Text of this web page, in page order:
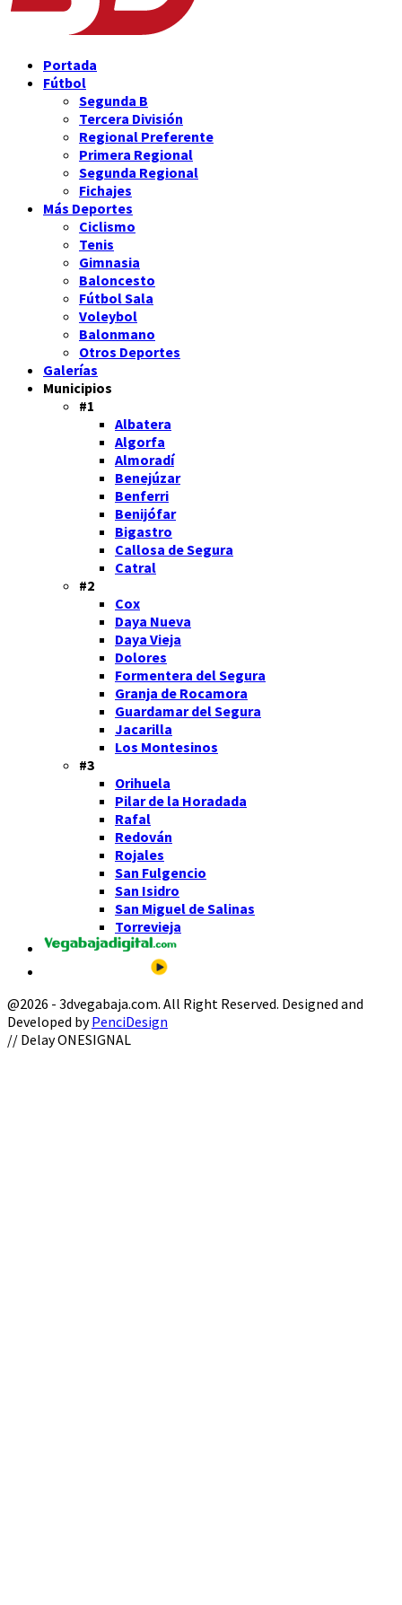
Portada
Fútbol
Segunda B
Tercera División
Regional Preferente
Primera Regional
Segunda Regional
Fichajes
Más Deportes
Ciclismo
Tenis
Gimnasia
Baloncesto
Fútbol Sala
Voleybol
Balonmano
Otros Deportes
Galerías
Municipios
#1
Albatera
Algorfa
Almoradí
Benejúzar
Benferri
Benijófar
Bigastro
Callosa de Segura
Catral
#2
Cox
Daya Nueva
Daya Vieja
Dolores
Formentera del Segura
Granja de Rocamora
Guardamar del Segura
Jacarilla
Los Montesinos
#3
Orihuela
Pilar de la Horadada
Rafal
Redován
Rojales
San Fulgencio
San Isidro
San Miguel de Salinas
Torrevieja
@2026 - 3dvegabaja.com. All Right Reserved. Designed and
Developed byPenciDesign
Facebook
Twitter
Instagram
Youtube
Email
// Delay ONESIGNAL